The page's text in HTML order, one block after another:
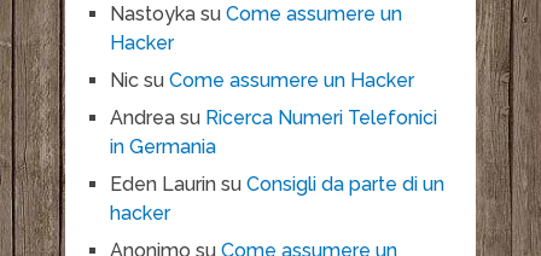
Nastoykasu Come assumere un
Hacker
Nicsu Come assumere un Hacker
Andreasu Ricerca Numeri Telefonici
in Germania
Eden Laurinsu Consigli da parte di un
hacker
Anonimo su Come assumere un